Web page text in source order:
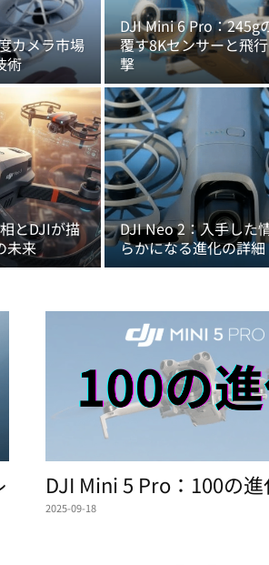
カメラ市場
術
DJI Mini 6 Pro：245g
覆す8Kセンサーと飛
撃
とDJIが描
未来
DJI Neo 2：入手した
らかになる進化の詳細
DJI Mini 5 Pro：100の進
2025-09-18